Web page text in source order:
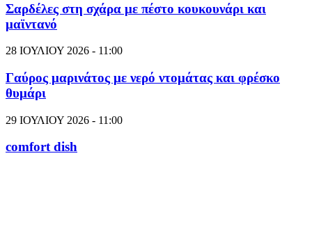
Σαρδέλες στη σχάρα με πέστο κουκουνάρι και
μαϊντανό
28 ΙΟΥΛΙΟΥ 2026 - 11:00
Γαύρος μαρινάτος με νερό ντομάτας και φρέσκο
θυμάρι
29 ΙΟΥΛΙΟΥ 2026 - 11:00
comfort dish